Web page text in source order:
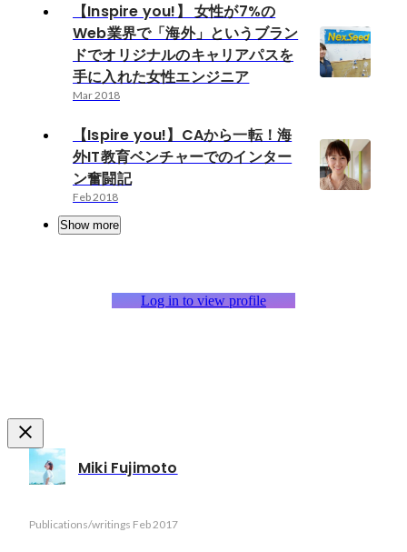
【Inspire you!】 女性が7%の
Web業界で「海外」というブラン
ドでオリジナルのキャリアパスを
手に入れた女性エンジニア
Mar 2018
【Ispire you!】CAから一転！海
外IT教育ベンチャーでのインター
ン奮闘記
Feb 2018
Show more
Log in to view profile
Miki Fujimoto
Publications/writings Feb 2017